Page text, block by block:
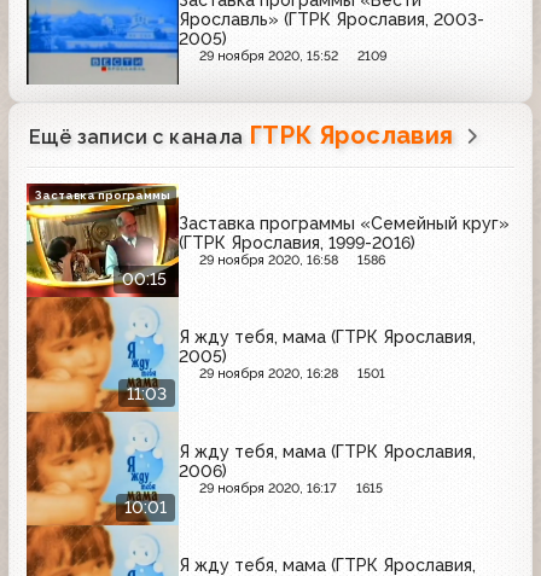
Ярославль» (ГТРК Ярославия, 2003-
2005)
29 ноября 2020, 15:52 2109
Ещё записи с канала ГТРК Ярославия
00:15
Заставка программы «Семейный круг»
(ГТРК Ярославия, 1999-2016)
29 ноября 2020, 16:58 1586
Заставка программы
11:03
Я жду тебя, мама (ГТРК Ярославия,
2005)
29 ноября 2020, 16:28 1501
10:01
Я жду тебя, мама (ГТРК Ярославия,
2006)
29 ноября 2020, 16:17 1615
Я жду тебя, мама (ГТРК Ярославия,